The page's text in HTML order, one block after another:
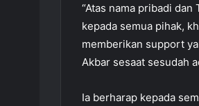
“Atas nama pribadi
kepada semua pihak,
memberikan support
Akbar sesaat sesudah
Ia berharap kepada